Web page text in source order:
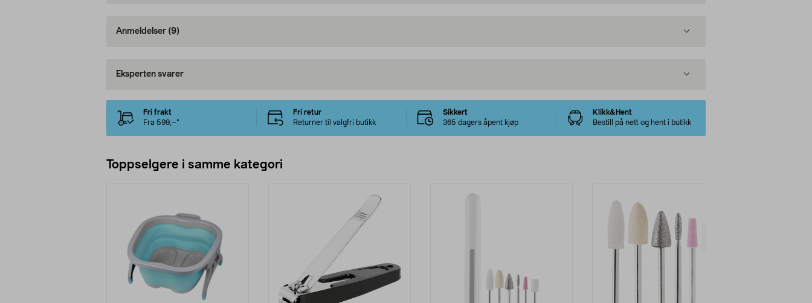
Anmeldelser (9)
Eksperten svarer
Fri frakt
Fra 599,–*
Fri retur
Returner til valgfri butikk
Sikkert
365 dagers åpent kjøp
Klikk&Hent
Bestill på nett og hent i butikk
Toppselgere i samme kategori